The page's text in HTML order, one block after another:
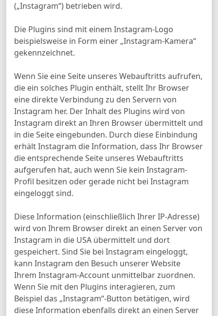
(„Instagram“) betrieben wird.
Die Plugins sind mit einem Instagram-Logo
beispielsweise in Form einer „Instagram-Kamera“
gekennzeichnet.
Wenn Sie eine Seite unseres Webauftritts aufrufen,
die ein solches Plugin enthält, stellt Ihr Browser
eine direkte Verbindung zu den Servern von
Instagram her. Der Inhalt des Plugins wird von
Instagram direkt an Ihren Browser übermittelt und
in die Seite eingebunden. Durch diese Einbindung
erhält Instagram die Information, dass Ihr Browser
die entsprechende Seite unseres Webauftritts
aufgerufen hat, auch wenn Sie kein Instagram-
Profil besitzen oder gerade nicht bei Instagram
eingeloggt sind.
Diese Information (einschließlich Ihrer IP-Adresse)
wird von Ihrem Browser direkt an einen Server von
Instagram in die USA übermittelt und dort
gespeichert. Sind Sie bei Instagram eingeloggt,
kann Instagram den Besuch unserer Website
Ihrem Instagram-Account unmittelbar zuordnen.
Wenn Sie mit den Plugins interagieren, zum
Beispiel das „Instagram“-Button betätigen, wird
diese Information ebenfalls direkt an einen Server